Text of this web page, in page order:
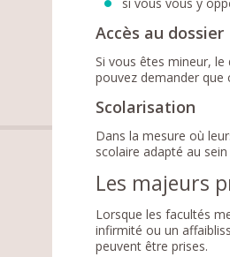
Accès au dossier
Si vous êtes mineur, le
pouvez demander que
Scolarisation
Dans la mesure où
scolaire adapté au
Les majeurs
Lorsque les facultés
infirmité ou un
peuvent être prises.